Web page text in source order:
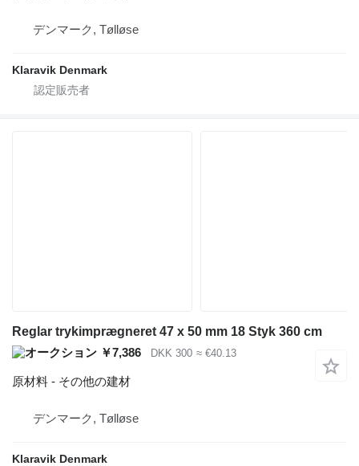
デンマーク, Tølløse
Klaravik Denmark
Reglar trykimprægneret 47 x 50 mm 18 Styk 360 cm
￥7,386
DKK 300 ≈ €40.13
原材料 - その他の建材
デンマーク, Tølløse
Klaravik Denmark